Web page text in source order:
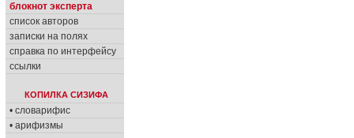
блокнот эксперта
список авторов
записки на полях
справка по интерфейсу
ссылки
КОПИЛКА СИЗИФА
• словарифис
• арифизмы